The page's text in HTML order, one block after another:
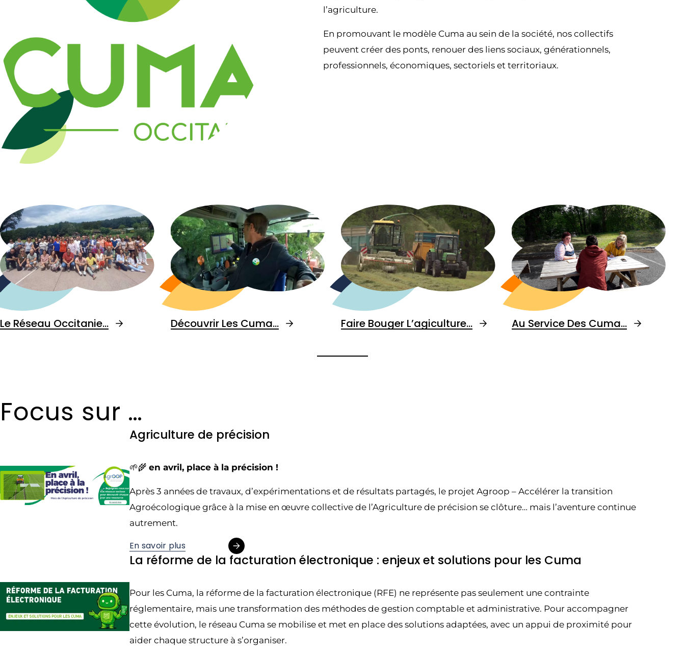
l’agriculture.
En promouvant le modèle Cuma au sein de la société, nos collectifs
peuvent créer des ponts, renouer des liens sociaux, générationnels,
professionnels, économiques, sectoriels et territoriaux.
Le Réseau Occitanie… Découvrir Les Cuma… Faire Bouger L’agiculture… Au Service Des Cuma…
Focus sur …
Agriculture de précision
🌱🌾 en avril, place à la précision !
Après 3 années de travaux, d’expérimentations et de résultats partagés, le projet Agroop – Accélérer la transition
Agroécologique grâce à la mise en œuvre collective de l’Agriculture de précision se clôture… mais l’aventure continue
autrement.
En savoir plus
La réforme de la facturation électronique : enjeux et solutions pour les Cuma
Pour les Cuma, la réforme de la facturation électronique (RFE) ne représente pas seulement une contrainte
réglementaire, mais une transformation des méthodes de gestion comptable et administrative. Pour accompagner
cette évolution, le réseau Cuma se mobilise et met en place des solutions adaptées, avec un appui de proximité pour
aider chaque structure à s’organiser.